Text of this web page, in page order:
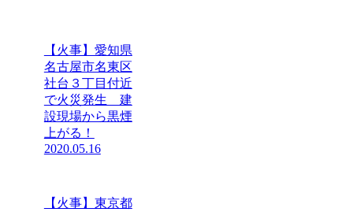
【火事】愛知県
名古屋市名東区
社台３丁目付近
で火災発生 建
設現場から黒煙
上がる！
2020.05.16
【火事】東京都